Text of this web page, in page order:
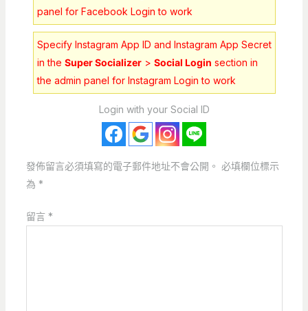
panel for Facebook Login to work
Specify Instagram App ID and Instagram App Secret
in the Super Socializer> Social Login section in
the admin panel for Instagram Login to work
Login with your Social ID
發佈留言必須填寫的電子郵件地址不會公開。 必填欄位標示
為 *
留言 *